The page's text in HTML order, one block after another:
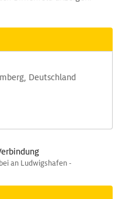
Deutschland
an Ludwigshafen -